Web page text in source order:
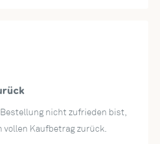
nicht zufrieden bist,
Kaufbetrag zurück.